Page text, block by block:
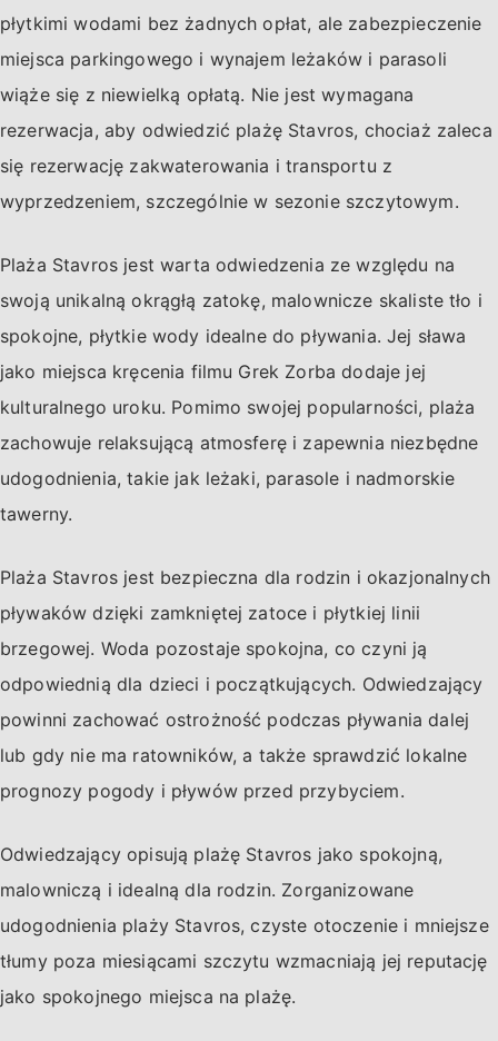
płytkimi wodami bez żadnych opłat, ale zabezpieczenie
miejsca parkingowego i wynajem leżaków i parasoli
wiąże się z niewielką opłatą. Nie jest wymagana
rezerwacja, aby odwiedzić plażę Stavros, chociaż zaleca
się rezerwację zakwaterowania i transportu z
wyprzedzeniem, szczególnie w sezonie szczytowym.
Plaża Stavros jest warta odwiedzenia ze względu na
swoją unikalną okrągłą zatokę, malownicze skaliste tło i
spokojne, płytkie wody idealne do pływania. Jej sława
jako miejsca kręcenia filmu Grek Zorba dodaje jej
kulturalnego uroku. Pomimo swojej popularności, plaża
zachowuje relaksującą atmosferę i zapewnia niezbędne
udogodnienia, takie jak leżaki, parasole i nadmorskie
tawerny.
Plaża Stavros jest bezpieczna dla rodzin i okazjonalnych
pływaków dzięki zamkniętej zatoce i płytkiej linii
brzegowej. Woda pozostaje spokojna, co czyni ją
odpowiednią dla dzieci i początkujących. Odwiedzający
powinni zachować ostrożność podczas pływania dalej
lub gdy nie ma ratowników, a także sprawdzić lokalne
prognozy pogody i pływów przed przybyciem.
Odwiedzający opisują plażę Stavros jako spokojną,
malowniczą i idealną dla rodzin. Zorganizowane
udogodnienia plaży Stavros, czyste otoczenie i mniejsze
tłumy poza miesiącami szczytu wzmacniają jej reputację
jako spokojnego miejsca na plażę.